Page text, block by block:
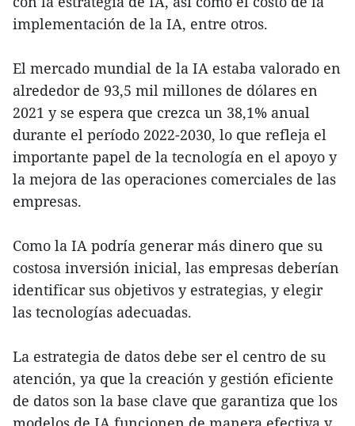
implementación de la IA, entre otros.
El mercado mundial de la IA estaba valorado en
alrededor de 93,5 mil millones de dólares en
2021 y se espera que crezca un 38,1% anual
durante el período 2022-2030, lo que refleja el
importante papel de la tecnología en el apoyo y
la mejora de las operaciones comerciales de las
empresas.
Como la IA podría generar más dinero que su
costosa inversión inicial, las empresas deberían
identificar sus objetivos y estrategias, y elegir
las tecnologías adecuadas.
La estrategia de datos debe ser el centro de su
atención, ya que la creación y gestión eficiente
de datos son la base clave que garantiza que los